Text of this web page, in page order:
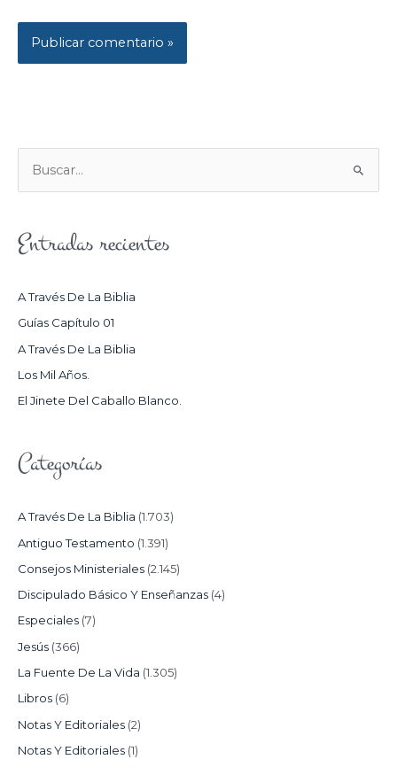
U
C
R
:
Entradas recientes
A Través De La Biblia
Guías Capítulo 01
A Través De La Biblia
Los Mil Años.
El Jinete Del Caballo Blanco.
Categorías
A Través De La Biblia (1.703)
Antiguo Testamento (1.391)
Consejos Ministeriales (2.145)
Discipulado Básico Y Enseñanzas (4)
Especiales (7)
Jesús (366)
La Fuente De La Vida (1.305)
Libros (6)
Notas Y Editoriales (2)
Notas Y Editoriales (1)